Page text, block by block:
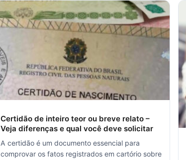
Certidão de inteiro teor ou breve relato –
Veja diferenças e qual você deve solicitar
A certidão é um documento essencial para
comprovar os fatos registrados em cartório sobre